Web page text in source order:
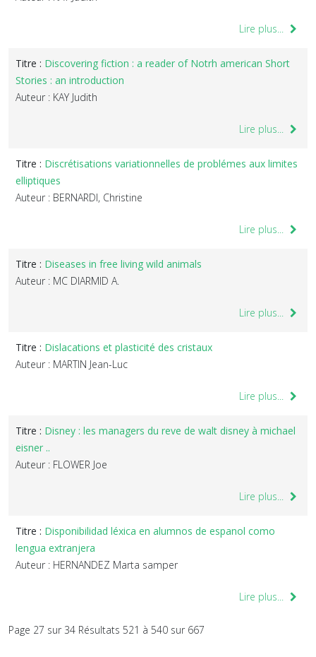
Lire plus...
Titre : Discovering fiction : a reader of Notrh american Short
Stories : an introduction
Auteur : KAY Judith
Lire plus...
Titre : Discrétisations variationnelles de problémes aux limites
elliptiques
Auteur : BERNARDI, Christine
Lire plus...
Titre : Diseases in free living wild animals
Auteur : MC DIARMID A.
Lire plus...
Titre : Dislacations et plasticité des cristaux
Auteur : MARTIN Jean-Luc
Lire plus...
Titre : Disney : les managers du reve de walt disney à michael
eisner ..
Auteur : FLOWER Joe
Lire plus...
Titre : Disponibilidad léxica en alumnos de espanol como
lengua extranjera
Auteur : HERNANDEZ Marta samper
Lire plus...
Page 27 sur 34 Résultats 521 à 540 sur 667